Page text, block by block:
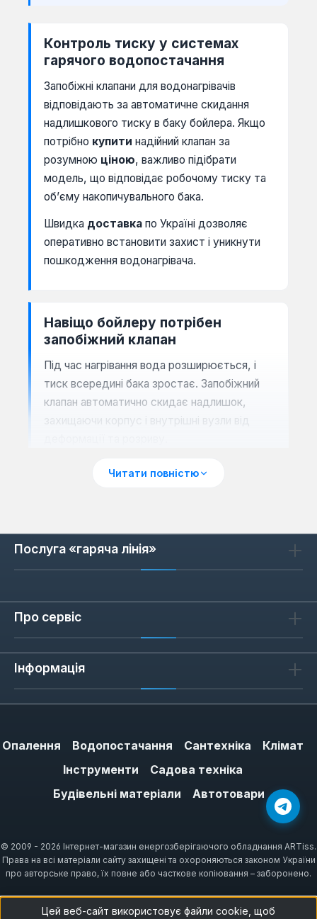
Контроль тиску у системах
гарячого водопостачання
Запобіжні клапани для водонагрівачів
відповідають за автоматичне скидання
надлишкового тиску в баку бойлера. Якщо
потрібно купити надійний клапан за
розумною ціною, важливо підібрати
модель, що відповідає робочому тиску та
об’єму накопичувального бака.
Швидка доставка по Україні дозволяє
оперативно встановити захист і уникнути
пошкодження водонагрівача.
Навіщо бойлеру потрібен
запобіжний клапан
Під час нагрівання вода розширюється, і
тиск всередині бака зростає. Запобіжний
клапан автоматично скидає надлишок,
захищаючи корпус і внутрішні вузли від
Захист від перевищення тиску
водонагрівачів
Клапани використовуються
внакопичувальних бойлерах,бойлерах
непрямого нагріву
електричних проточних
водонагрівачів. Вибір залежить від тиску в
Вплив на стабільність роботи
бойлера
підвищує безпеку, а й знижує ризик виходу
з ладу інших елементів, таких
для водонагрівачів
. Це дозволяє уникнути
Читати повністю
Послуга «гаряча лінія»
Про сервіс
Інформація
Опалення Водопостачання Сантехніка
Клімат
Інструменти
Садова техніка
Будівельні матеріали
Автотовари
© 2009 - 2026 Інтернет-магазин енергозберігаючого обладнання ARTiss.
Права на всі матеріали сайту захищені та охороняються законом України
про авторське право, їх повне або часткове копіювання – заборонено.
Цей веб-сайт використовує файли cookie, щоб